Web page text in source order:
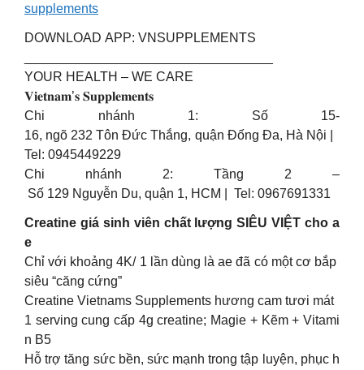
supplements
DOWNLOAD APP: VNSUPPLEMENTS
YOUR HEALTH – WE CARE
𝐕𝐢𝐞𝐭𝐧𝐚𝐦’𝐬 𝐒𝐮𝐩𝐩𝐥𝐞𝐦𝐞𝐧𝐭𝐬
Chi nhánh 1: Số 15-
16, ngõ 232 Tôn Đức Thắng, quận Đống Đa, Hà Nội |
Tel: 0945449229
Chi nhánh 2: Tầng 2 –
Số 129 Nguyễn Du, quận 1, HCM | Tel: 0967691331
Creatine giá sinh viên chất lượng SIÊU VIỆT cho a
e
Chỉ với khoảng 4K/ 1 lần dùng là ae đã có một cơ bắp
siêu “căng cứng”
Creatine Vietnams Supplements hương cam tươi mát
1 serving cung cấp 4g creatine; Magie + Kẽm + Vitami
n B5
Hỗ trợ tăng sức bền, sức mạnh trong tập luyện, phục h